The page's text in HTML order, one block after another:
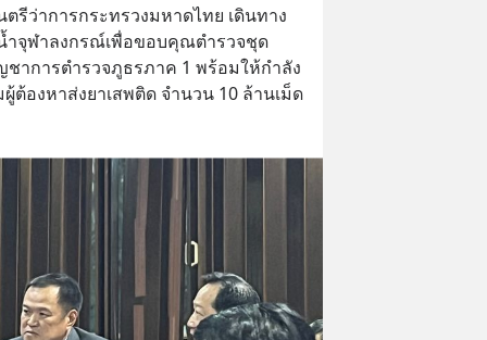
ว่าการกระทรวงมหาดไทย เดินทาง
ำจุฬาลงกรณ์เพื่อขอบคุณตำรวจชุด
าการตำรวจภูธรภาค 1 พร้อมให้กำลัง
ต้องหาส่งยาเสพติด จำนวน 10 ล้านเม็ด